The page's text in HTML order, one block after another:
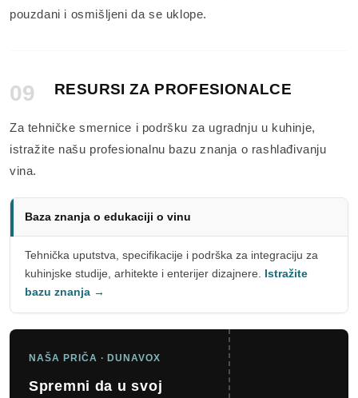
pouzdani i osmišljeni da se uklope.
09 RESURSI ZA PROFESIONALCE
Za tehničke smernice i podršku za ugradnju u kuhinje,
istražite našu profesionalnu bazu znanja o rashlađivanju
vina.
Baza znanja o edukaciji o vinu
Tehnička uputstva, specifikacije i podrška za integraciju za
kuhinjske studije, arhitekte i enterijer dizajnere. Istražite
bazu znanja →
NAŠA PRIČA · DUNAVOX
Spremni da u svoj